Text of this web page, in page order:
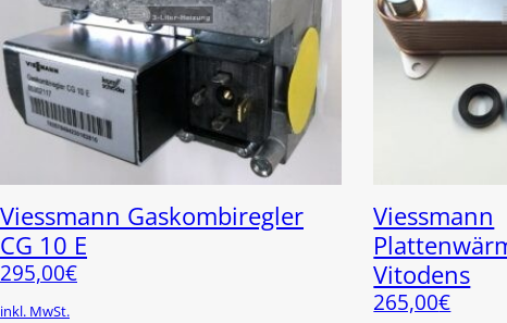
Viessmann Gaskombiregler
CG 10 E
295,00€
inkl. MwSt.
Viessmann
Vitodens
265,00€